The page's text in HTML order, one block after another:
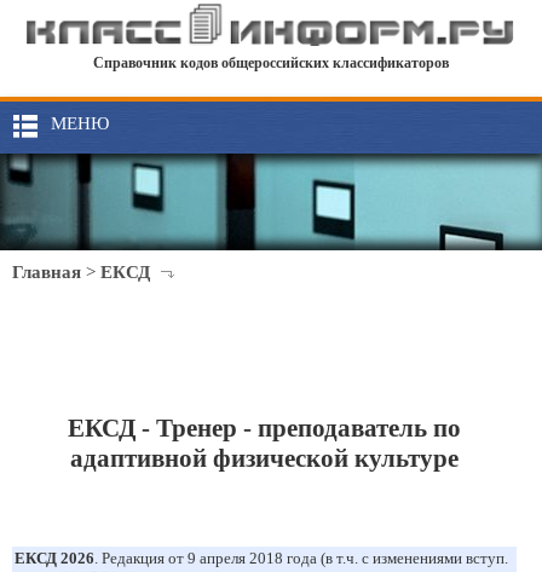
Справочник кодов общероссийских классификаторов
МЕНЮ
Главная > ЕКСД
ЕКСД - Тренер - преподаватель по
адаптивной физической культуре
ЕКСД 2026. Редакция от 9 апреля 2018 года (в т.ч. с изменениями вступ.